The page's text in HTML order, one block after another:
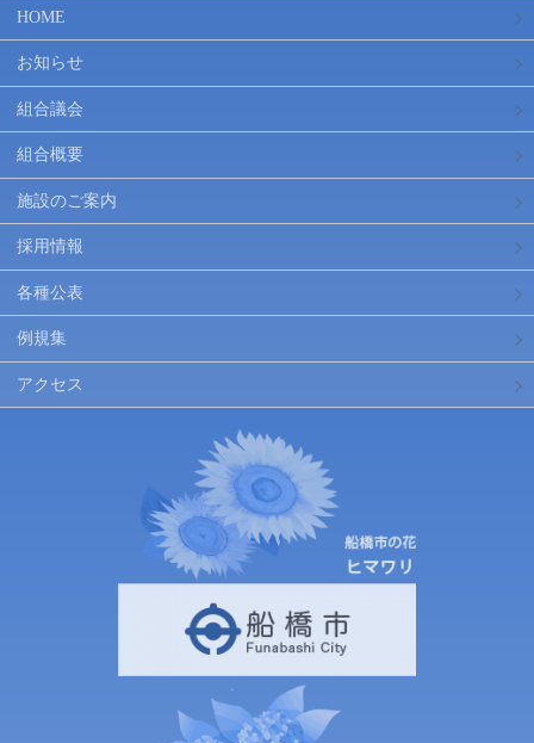
HOME
お知らせ
組合議会
組合概要
施設のご案内
採用情報
各種公表
例規集
アクセス